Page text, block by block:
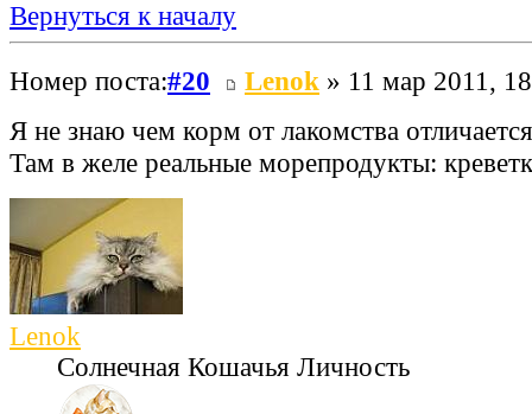
Вернуться к началу
Номер поста:#20 Lenok » 11 мар 2011,
Я не знаю чем корм от лакомства
Там в желе реальные морепродукты:
Lenok
Солнечная Кошачья Личность